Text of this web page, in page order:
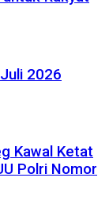
2026
Kawal Ketat
Polri Nomor